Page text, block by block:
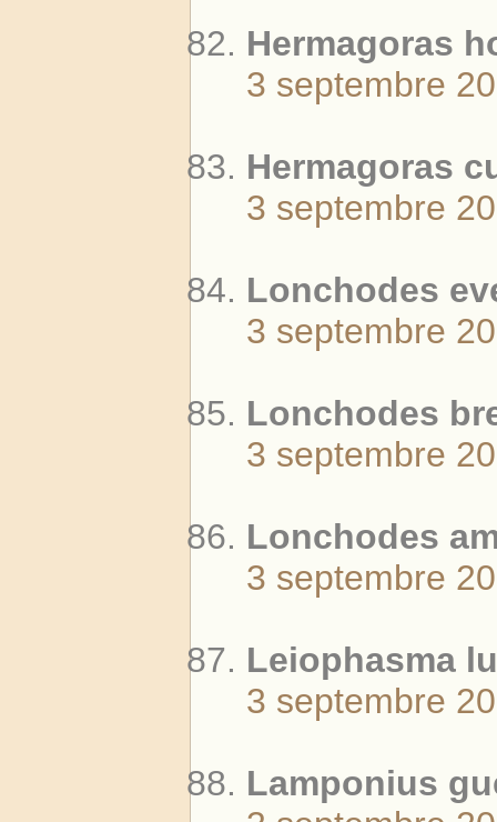
Hermagoras
3 septembre
Hermagoras
3 septembre
Lonchodes
3 septembre
Lonchodes
3 septembre
Lonchodes
3 septembre
Leiophasma
3 septembre
Lamponius